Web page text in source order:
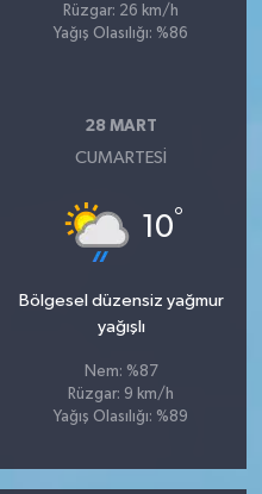
Rüzgar: 26 km/h
Yağış Olasılığı: %86
28 MART
CUMARTESI
10°
Bölgesel düzensiz yağmur
yağışlı
Nem: %87
Rüzgar: 9 km/h
Yağış Olasılığı: %89